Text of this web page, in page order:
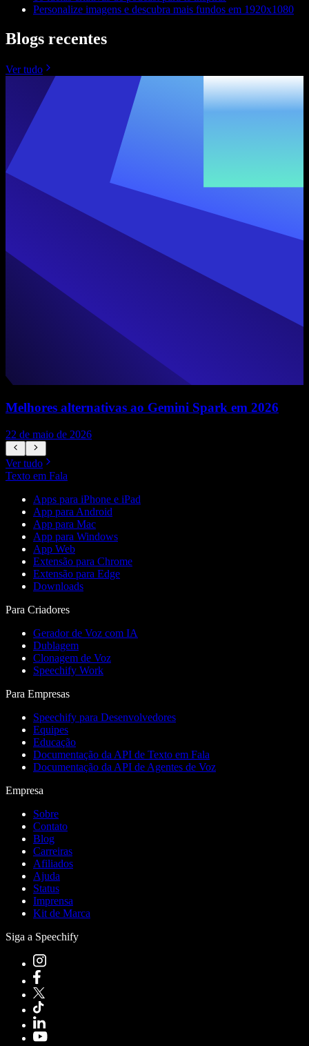
Personalize imagens e descubra mais fundos em 1920x1080
Blogs recentes
Ver tudo
Melhores alternativas ao Gemini Spark em 2026
22 de maio de 2026
Ver tudo
Texto em Fala
Apps para iPhone e iPad
App para Android
App para Mac
App para Windows
App Web
Extensão para Chrome
Extensão para Edge
Downloads
Para Criadores
Gerador de Voz com IA
Dublagem
Clonagem de Voz
Speechify Work
Para Empresas
Speechify para Desenvolvedores
Equipes
Educação
Documentação da API de Texto em Fala
Documentação da API de Agentes de Voz
Empresa
Sobre
Contato
Blog
Carreiras
Afiliados
Ajuda
Status
Imprensa
Kit de Marca
Siga a Speechify